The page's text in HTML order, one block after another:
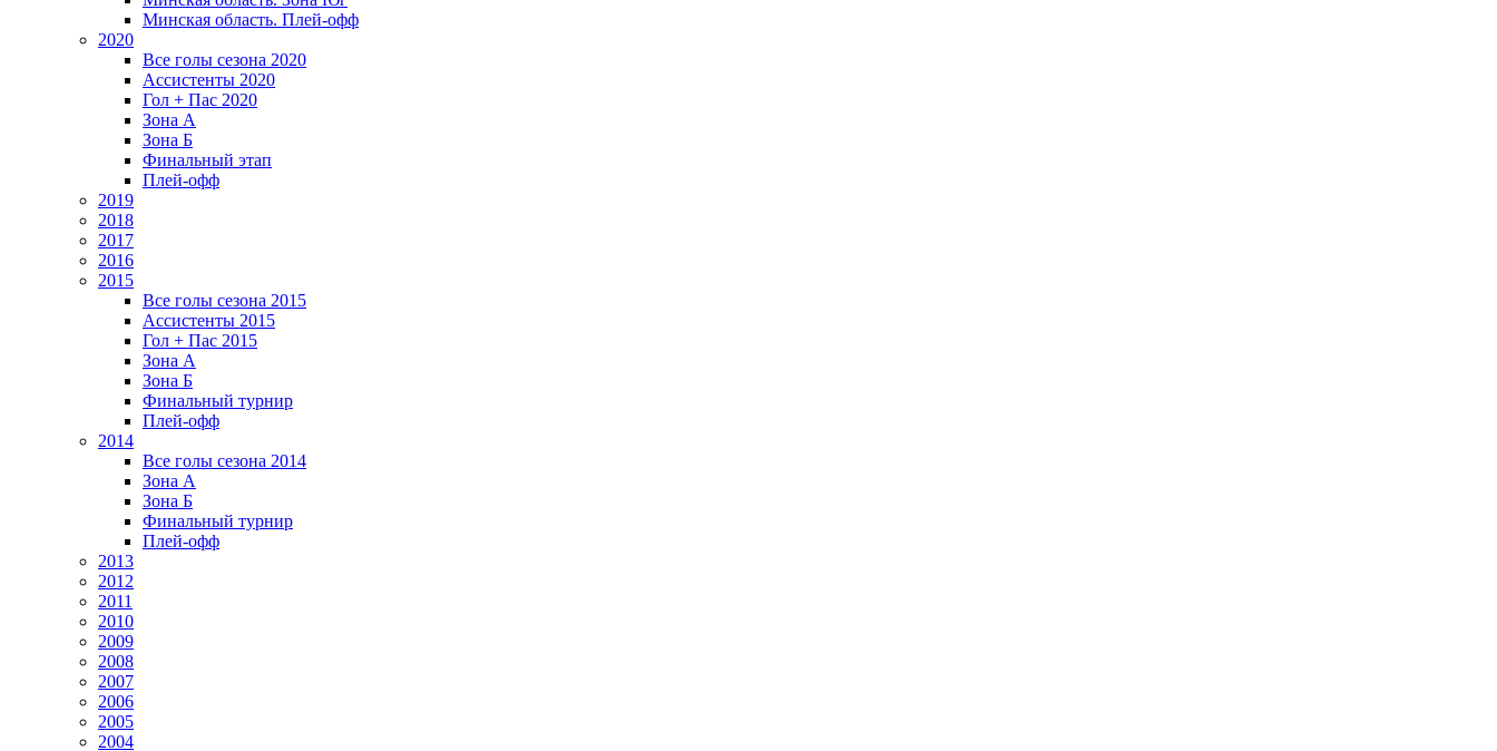
Минская область. Плей-офф
2020
Все голы сезона 2020
Ассистенты 2020
Гол + Пас 2020
Зона А
Зона Б
Финальный этап
Плей-офф
2019
2018
2017
2016
2015
Все голы сезона 2015
Ассистенты 2015
Гол + Пас 2015
Зона А
Зона Б
Финальный турнир
Плей-офф
2014
Все голы сезона 2014
Зона А
Зона Б
Финальный турнир
Плей-офф
2013
2012
2011
2010
2009
2008
2007
2006
2005
2004